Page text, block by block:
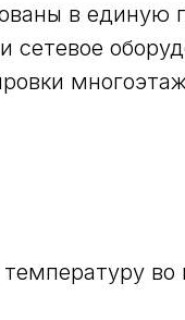
в единую
во